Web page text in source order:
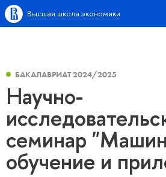
Высшая школа экономики
БАКАЛАВРИАТ 2024/2025
Научно-
семинар
обучение и